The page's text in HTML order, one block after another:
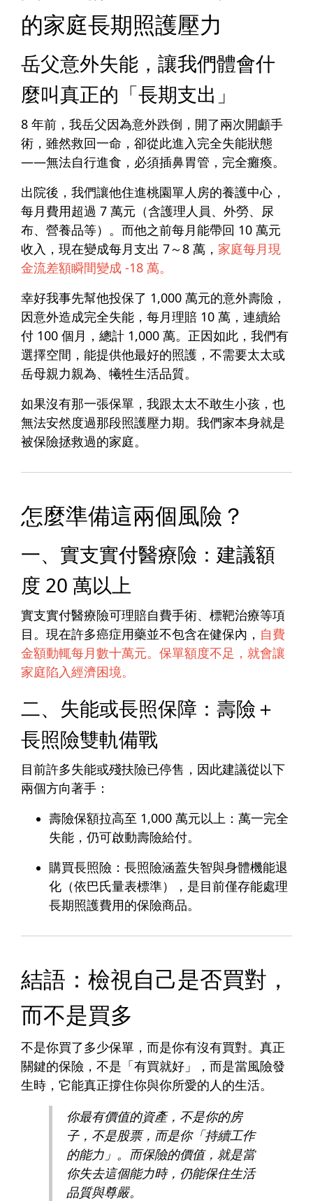
的家庭長期照護壓力
岳父意外失能，讓我們體會什
麼叫真正的「長期支出」
8 年前，我岳父因為意外跌倒，開了兩次開顱手
術，雖然救回一命，卻從此進入 完全失能狀態
——無法自行進食，必須插鼻胃管，完全癱瘓。
出院後，我們讓他住進桃園單人房的養護中心，
每月費用超過 7 萬元 （含護理人員、外勞、尿
布、營養品等）。而他之前每月能帶回 10 萬元
收入，現在變成每月支出 7～8 萬， 家庭每月現
金流差額瞬間變成 -18 萬。
幸好我事先幫他投保了 1,000 萬元的意外壽險，
因意外造成完全失能，每月理賠 10 萬，連續給
付 100 個月，總計 1,000 萬。正因如此，我們有
選擇空間，能提供他最好的照護，不需要太太或
岳母親力親為、犧牲生活品質。
如果沒有那一張保單，我跟太太不敢生小孩，也
無法安然度過那段照護壓力期。我們家本身就是
被保險拯救過的家庭。
怎麼準備這兩個風險？
一、實支實付醫療險：建議額
度 20 萬以上
實支實付醫療險可理賠自費手術、標靶治療等項
目。現在許多癌症用藥並不包含在健保內， 自費
金額動輒每月數十萬元。保單額度不足，就會讓
家庭陷入經濟困境。
二、失能或長照保障：壽險＋
長照險雙軌備戰
目前許多失能或殘扶險已停售，因此建議從以下
兩個方向著手：
壽險保額拉高至 1,000 萬元以上 ：萬一完全
失能，仍可啟動壽險給付。
購買長照險 ：長照險涵蓋失智與身體機能退
化（依巴氏量表標準），是目前僅存能處理
長期照護費用的保險商品。
結語：檢視自己是否買對，
而不是買多
不是你買了多少保單，而是你有沒有買對。 真正
關鍵的保險，不是「有買就好」，而是當風險發
生時，它能真正撐住你與你所愛的人的生活。
你最有價值的資產，不是你的房
子，不是股票，而是你「持續工作
的能力」。而保險的價值，就是當
你失去這個能力時，仍能保住生活
品質與尊嚴。